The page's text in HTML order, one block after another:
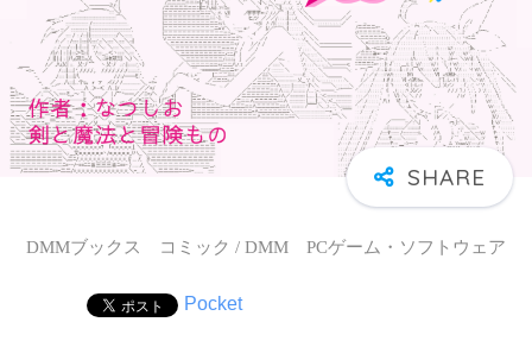
DMMブックス コミック / DMM PCゲーム・ソフトウェア
Pocket